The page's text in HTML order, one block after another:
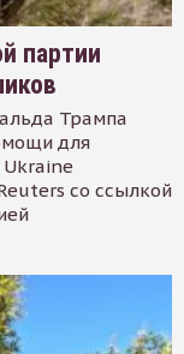
партии
Трампа
для
со ссылкой